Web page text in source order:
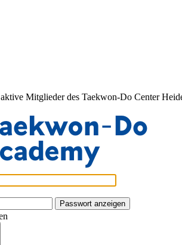
Mitglieder des Taekwon-Do Center
Passwort anzeigen